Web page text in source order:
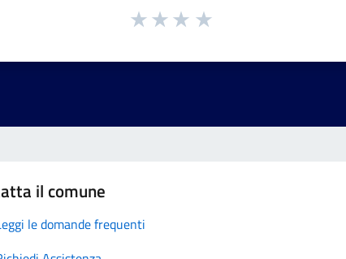
il comune
le domande frequenti